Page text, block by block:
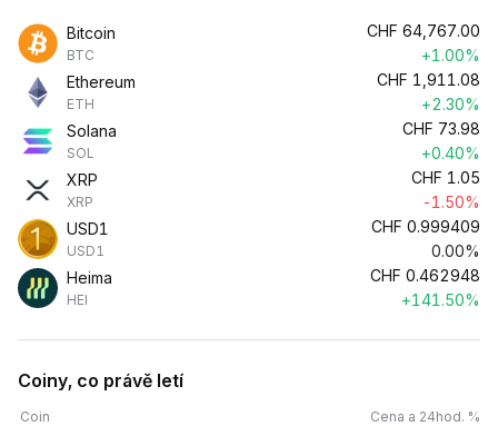
Bitcoin
BTC
CHF 64,767.00
+1.00%
Ethereum
ETH
CHF 1,911.08
+2.30%
Solana
SOL
CHF 73.98
+0.40%
XRP
XRP
CHF 1.05
-1.50%
USD1
USD1
CHF 0.999409
0.00%
Heima
HEI
CHF 0.462948
+141.50%
Coiny, co právě letí
Coin Cena a 24hod. %